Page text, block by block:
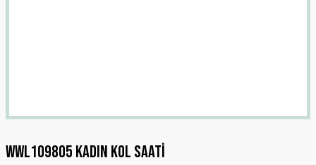
WWL109805 Kadın Kol Saati